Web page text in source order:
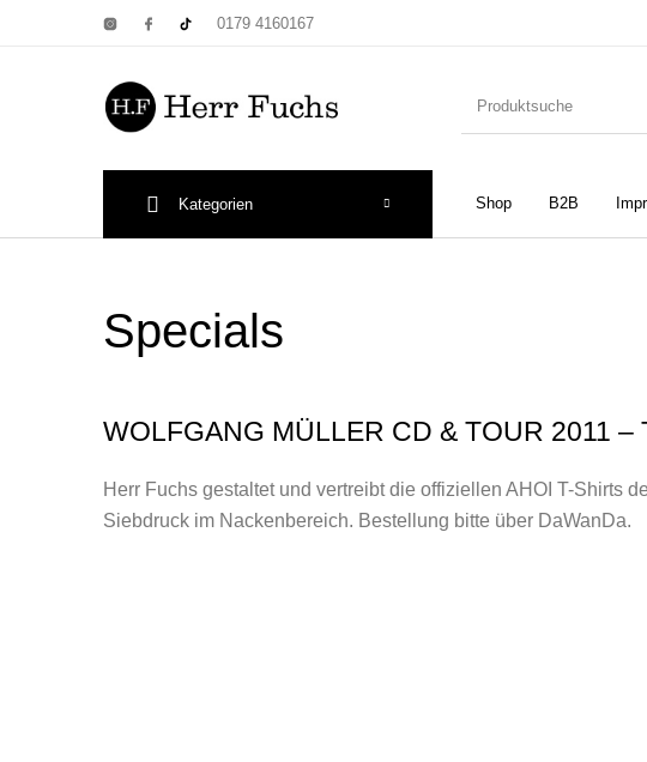
0179 4160167
Shop B2B
Kategorien
Specials
WOLFGANG MÜLLER CD & TOUR 2011 –
Herr Fuchs gestaltet und vertreibt die offiziellen AHOI T-Shirts
Siebdruck im Nackenbereich. Bestellung bitte über DaWanDa.